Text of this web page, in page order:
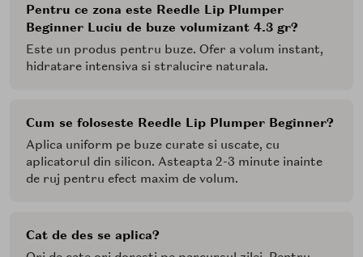
Pentru ce zona este Reedle Lip Plumper
Beginner Luciu de buze volumizant 4.3 gr?
Este un produs pentru buze. Ofer a volum instant,
hidratare intensiva si stralucire naturala.
Cum se foloseste Reedle Lip Plumper Beginner?
Aplica uniform pe buze curate si uscate, cu
aplicatorul din silicon. Asteapta 2-3 minute inainte
de ruj pentru efect maxim de volum.
Cat de des se aplica?